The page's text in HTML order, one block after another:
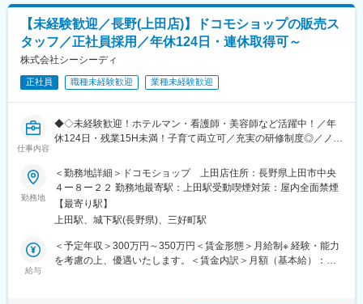
す。お客様との良好な関係を築くため、依頼を受けてから納品ま
でスピード感をもって対応できる方が活躍しやすいお仕事です。
■教育体制
入社後、半年～1年程度は、倉庫業務や配送業務など内勤営業を通
じて知識を習得していただき、1年程度で独り立ちできるようフォ
安心下さい！
◇製造部門との打合せ・調整
◇納期・数量の確認、フォロー
◇新規顧客対応（紹介・問合せ中心）
◇社用車貸与（AT車）
◇営業エリア：東信地区中心（一部北信）
◇ノルマを重視する営業ではなく、関係性重視の営業方針です
◇既製品を売る営業ではなく、仕様を考える提案型営業
◇設計から納品まで一貫対応できるため、提案の幅が広い
◇業界・用途を問わず長期取引が中心で、安定した営業活動が可
能
製品に関われる
※営業職でありながら、モノづくりに深く関与できる点が特徴で
【未経験歓迎／長野(上田店)】ドコモショップの販売ス
タッフ／正社員採用／年休124日・連休取得可～
株式会社シーシーディ
正社員 職種未経験歓迎 業種未経験歓迎
仕事内容
◆◇未経験歓迎！ホテルマン・看護師・美容師など活躍中！／年
休124日・残業15H未満！子育て両立可／充実の研修制度◎／ノル
■業務内容：
ドコモショップでの窓口受付、接客をお任せします。
・フロア案内（商品・サービスの提案～決定）
・カウンターでの手続き（新規契約、機種やプラン変更等）
・相談やアフターサービス（料金シュミレーション・故障診断、
修理受付など）
・ご利用相談などの受付業務全般
上記以外にも、例えば、店舗でのデータを取りまとめ集客および
勤務地
＜勤務地詳細＞ドコモショップ 上田店住所：長野県上田市中央
４ー８ー２２ 勤務地最寄駅：上田駅受動喫煙対策：屋内全面禁煙
【最寄り駅】
上田駅、城下駅(長野県)、三好町駅
給与
＜予定年収＞300万円～350万円＜賃金形態＞月給制※ 経験・能力
を考慮の上、優遇いたします。＜賃金内訳＞月額（基本給）：